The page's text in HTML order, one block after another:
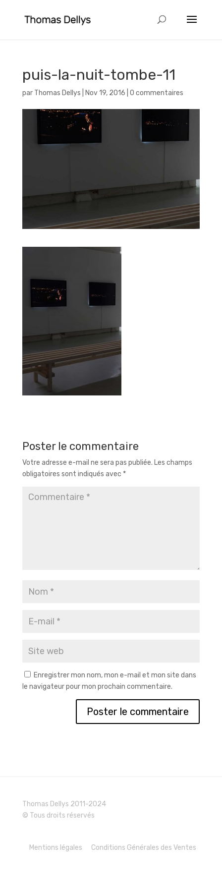
puis-la-nuit-tombe-11
par Thomas Dellys Nov 19, 2016 0 commentaires
Poster le commentaire
Votre adresse e-mail ne sera pas publiée. Les champs
obligatoires sont indiqués avec *
Enregistrer mon nom, mon e-mail et mon site dans
le navigateur pour mon prochain commentaire.
Thomas Dellys 2011-2024
© Tous droits réservés
Mentions légales Conditions Générales des Ventes